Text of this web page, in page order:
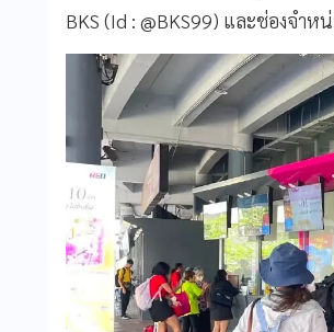
BKS (Id : @BKS99) และช่องจำห